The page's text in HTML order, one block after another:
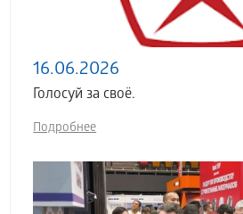
16.06.2026
Голосуй за своё.
Подробнее